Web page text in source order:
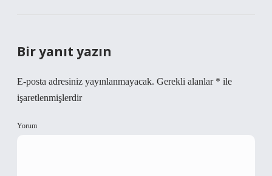
Bir yanıt yazın
E-posta adresiniz yayınlanmayacak. Gerekli alanlar * ile
işaretlenmişlerdir
Yorum